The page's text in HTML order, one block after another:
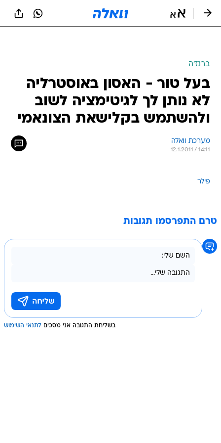
ברנז'ה
בעל טור - האסון באוסטרליה
לא נותן לך לגיטימציה לשוב
ולהשתמש בקלישאת הצונאמי
מערכת וואלה
12.1.2011 / 14:11
פילר
טרם התפרסמו תגובות
בשליחת התגובה אני מסכים לתנאי השימוש